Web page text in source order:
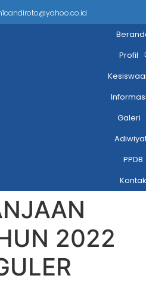
Profil
Galeri
PPDB
2022